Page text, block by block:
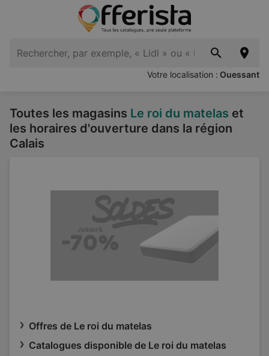
Votre localisation : Ouessant
Toutes les magasins Le roi du matelas et
les horaires d'ouverture dans la région
Calais
Offres de Le roi du matelas
Catalogues disponible de Le roi du matelas